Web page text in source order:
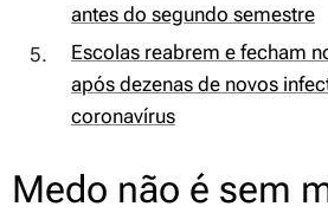
antes do segundo semestre
Escolas reabrem e fecham
após dezenas de novos
coronavírus
Medo não é sem